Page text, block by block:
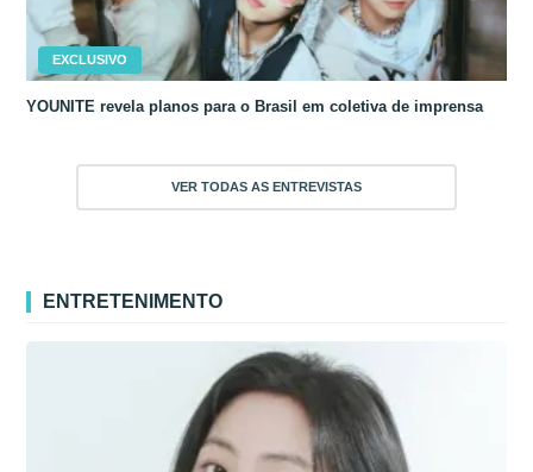
EXCLUSIVO
YOUNITE revela planos para o Brasil em coletiva de imprensa
VER TODAS AS ENTREVISTAS
ENTRETENIMENTO